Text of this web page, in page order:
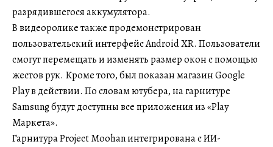
разрядившегося аккумулятора.
В видеоролике также продемонстрирован
пользовательский интерфейс Android XR. Пользователи
смогут перемещать и изменять размер окон с помощью
жестов рук. Кроме того, был показан магазин Google
Play в действии. По словам ютубера, на гарнитуре
Samsung будут доступны все приложения из «Play
Маркета».
Гарнитура Project Moohan интегрирована с ИИ-